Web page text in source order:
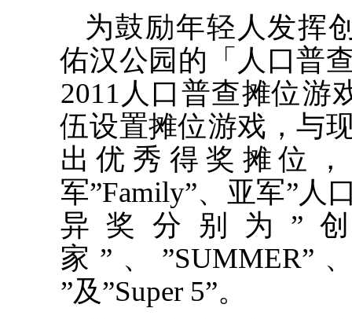
为鼓励年轻人发挥
佑汉公园的「人口普
2011人口普查摊位游
伍设置摊位游戏，与
出优秀得奖摊位
军”Family”、亚军”人
异奖分别为”
家”、”SUMMER”
”及”Super 5”。